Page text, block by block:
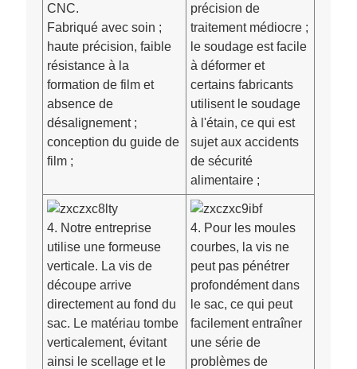
CNC.
Fabriqué avec soin ;
haute précision, faible
résistance à la
formation de film et
absence de
désalignement ;
conception du guide de
film ;
précision de
traitement médiocre ;
le soudage est facile
à déformer et
certains fabricants
utilisent le soudage
à l'étain, ce qui est
sujet aux accidents
de sécurité
alimentaire ;
4. Notre entreprise
utilise une formeuse
verticale. La vis de
découpe arrive
directement au fond du
sac. Le matériau tombe
verticalement, évitant
ainsi le scellage et le
4. Pour les moules
courbes, la vis ne
peut pas pénétrer
profondément dans
le sac, ce qui peut
facilement entraîner
une série de
problèmes de